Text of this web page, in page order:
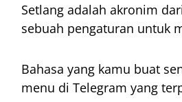
Setlang adalah akronim
sebuah pengaturan untuk
Bahasa yang kamu buat
menu di Telegram yang